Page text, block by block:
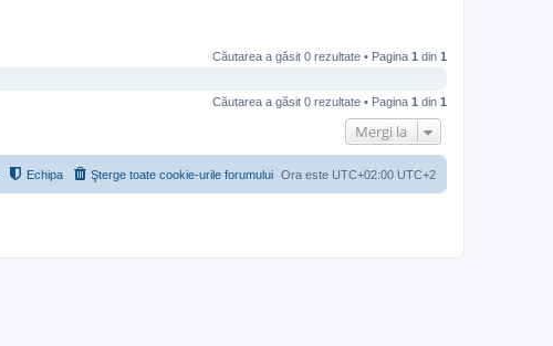
Căutarea a găsit 0 rezultate • Pagina 1 din 1
Căutarea a găsit 0 rezultate • Pagina 1 din 1
Mergi la
Ora este UTC+02:00 UTC+2
Şterge toate cookie-urile forumului
Echipa